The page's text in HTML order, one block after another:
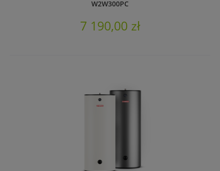
W2W300PC
7 190,00 zł